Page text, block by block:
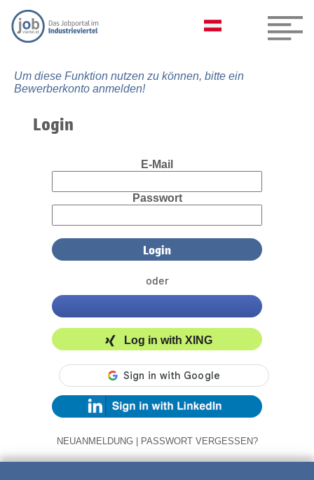
Um diese Funktion nutzen zu können, bitte ein
Bewerberkonto anmelden!
Login
E-Mail
Passwort
oder
Log in with XING
NEUANMELDUNG | PASSWORT VERGESSEN?